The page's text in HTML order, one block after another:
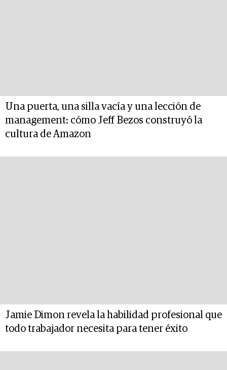
Una puerta, una silla vacía y una lección de
management: cómo Jeff Bezos construyó la
cultura de Amazon
Jamie Dimon revela la habilidad profesional que
todo trabajador necesita para tener éxito